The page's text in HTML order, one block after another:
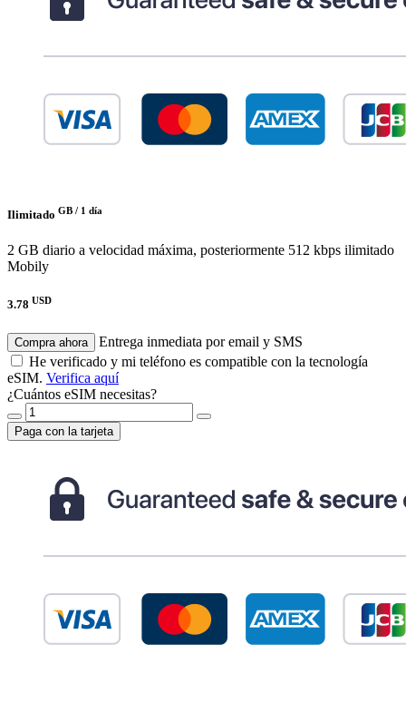
Ilimitado GB / 1 día
2 GB diario a velocidad máxima, posteriormente 512 kbps ilimitado
Mobily
3.78 USD
Compra ahora
Entrega inmediata por email y SMS
He verificado y mi teléfono es compatible con la tecnología
eSIM. Verifica aquí
¿Cuántos eSIM necesitas?
Paga con la tarjeta